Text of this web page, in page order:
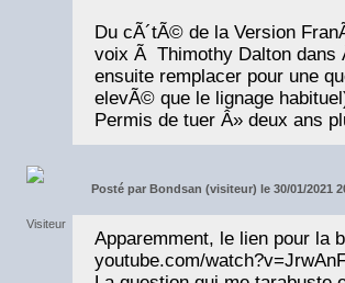
Du cÃ´tÃ© de la Version
voix Ã Thimothy Dalton dans
ensuite remplacer pour une
elevÃ© que le lignage
Permis de tuer Â» deux ans
Posté par Bondsan (visiteur) le 30/01/2021
Apparemment, le lien pour la
youtube.com/